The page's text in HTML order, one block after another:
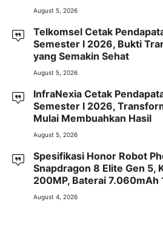
August 5, 2026
Telkomsel Cetak
Semester I 2026, Bukti
yang Semakin Sehat
August 5, 2026
InfraNexia Cetak
Semester I 2026,
Mulai Membuahkan Hasil
August 5, 2026
Spesifikasi Honor Robot
Snapdragon 8 Elite Gen 5,
200MP, Baterai 7.060mAh
August 4, 2026